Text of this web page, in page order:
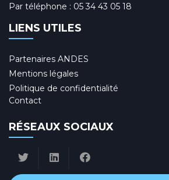
Par téléphone : 05 34 43 05 18
LIENS UTILES
Partenaires ANDES
Mentions légales
Politique de confidentialité
Contact
RÉSEAUX SOCIAUX